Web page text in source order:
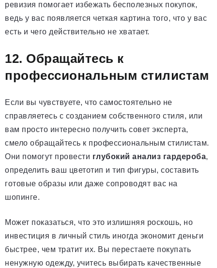
ревизия помогает избежать бесполезных покупок,
ведь у вас появляется четкая картина того, что у вас
есть и чего действительно не хватает.
12. Обращайтесь к
профессиональным стилистам
Если вы чувствуете, что самостоятельно не
справляетесь с созданием собственного стиля, или
вам просто интересно получить совет эксперта,
смело обращайтесь к профессиональным стилистам.
Они помогут провести глубокий анализ гардероба,
определить ваш цветотип и тип фигуры, составить
готовые образы или даже сопроводят вас на
шопинге.
Может показаться, что это излишняя роскошь, но
инвестиция в личный стиль иногда экономит деньги
быстрее, чем тратит их. Вы перестаете покупать
ненужную одежду, учитесь выбирать качественные